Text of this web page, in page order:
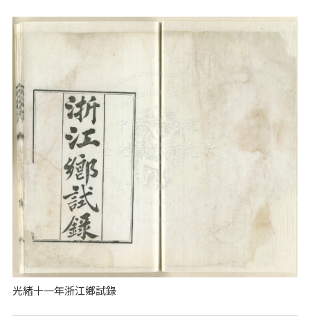
光緒十一年浙江鄉試錄